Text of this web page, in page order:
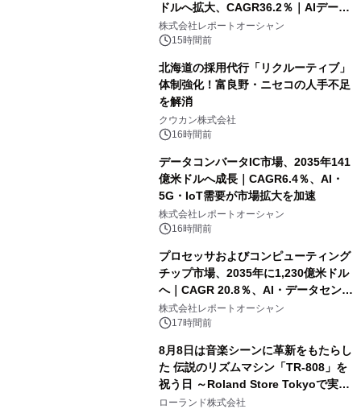
ドルへ拡大、CAGR36.2％｜AIデータ
センター・高速光通信需要が成長を加
速
株式会社レポートオーシャン
15時間前
北海道の採用代行「リクルーティブ」
体制強化！富良野・ニセコの人手不足
を解消
クウカン株式会社
16時間前
データコンバータIC市場、2035年141
億米ドルへ成長｜CAGR6.4％、AI・
5G・IoT需要が市場拡大を加速
株式会社レポートオーシャン
16時間前
プロセッサおよびコンピューティング
チップ市場、2035年に1,230億米ドル
へ｜CAGR 20.8％、AI・データセンタ
ー需要が成長を牽引
株式会社レポートオーシャン
17時間前
8月8日は音楽シーンに革新をもたらし
た 伝説のリズムマシン「TR-808」を
祝う日 ～Roland Store Tokyoで実機
を展示しての 記念キャンペーンを開
ローランド株式会社